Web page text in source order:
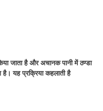
जाता है और अचानक पानी में ठण्डा
है। यह प्रक्रिया कहलाती है